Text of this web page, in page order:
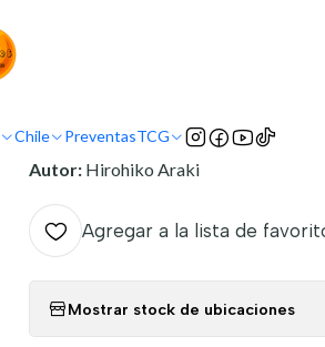
Chile PreventasTCG
Nombre Original:Jojo No Kimyo Na
Autor: Hirohiko Araki
Agregar a la lista de
Mostrar stock de ubicaciones